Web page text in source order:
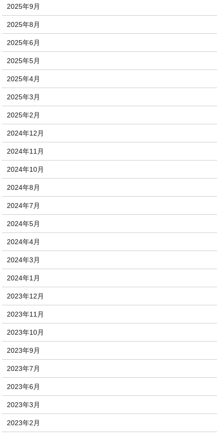
2025年9月
2025年8月
2025年6月
2025年5月
2025年4月
2025年3月
2025年2月
2024年12月
2024年11月
2024年10月
2024年8月
2024年7月
2024年5月
2024年4月
2024年3月
2024年1月
2023年12月
2023年11月
2023年10月
2023年9月
2023年7月
2023年6月
2023年3月
2023年2月